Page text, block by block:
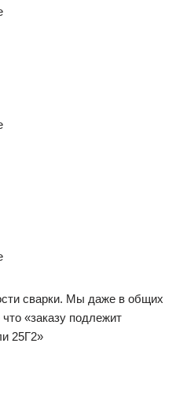
сварки. Мы даже в общих
«заказу подлежит
25Г2»